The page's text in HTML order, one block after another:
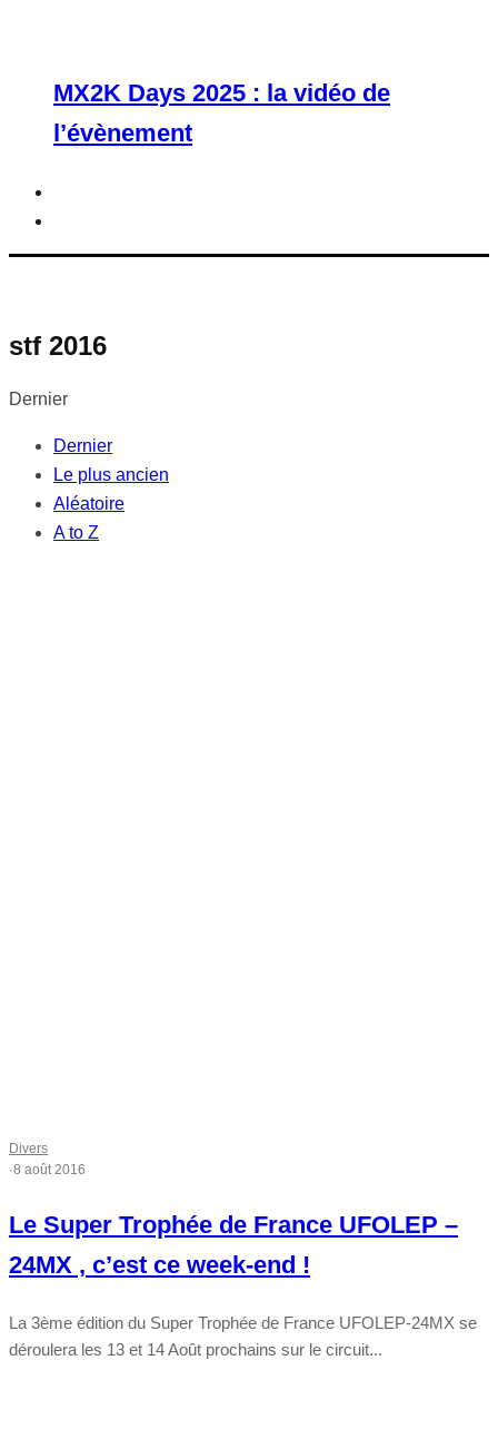
MX2K Days 2025 : la vidéo de
l’évènement
stf 2016
Dernier
Dernier
Le plus ancien
Aléatoire
A to Z
Divers
·8 août 2016
Le Super Trophée de France UFOLEP –
24MX , c’est ce week-end !
La 3ème édition du Super Trophée de France UFOLEP-24MX se
déroulera les 13 et 14 Août prochains sur le circuit...